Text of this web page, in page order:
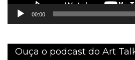
00:00
Ouça o podcast do Art